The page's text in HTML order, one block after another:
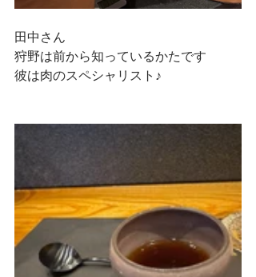
田中さん
狩野は前から知っているかたです
彼は肉のスペシャリスト♪